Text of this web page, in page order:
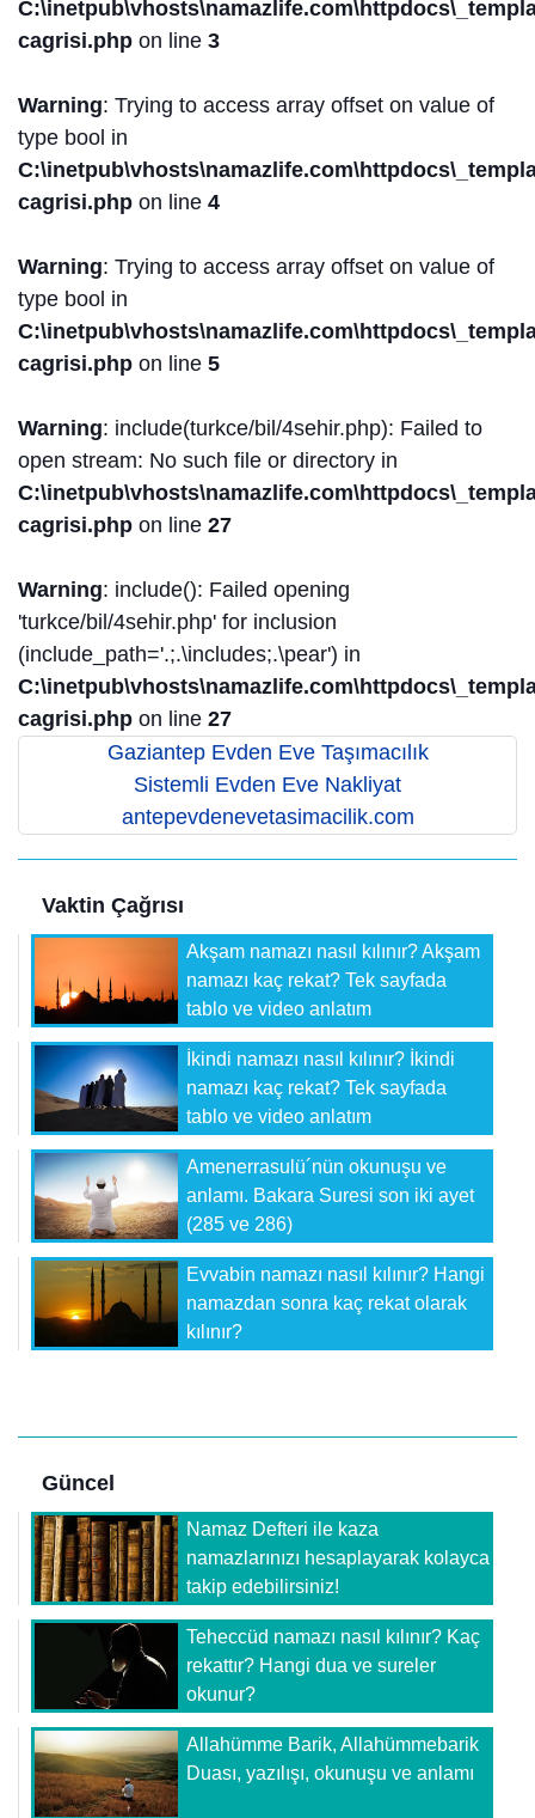
cagrisi.php on line 3
Warning: Trying to access array offset on value of
type bool in
cagrisi.php on line 4
Warning: Trying to access array offset on value of
type bool in
cagrisi.php on line 5
Warning: include(turkce/bil/4sehir.php): Failed to
open stream: No such file or directory in
cagrisi.php on line 27
Warning: include(): Failed opening
'turkce/bil/4sehir.php' for inclusion
(include_path='.;.\includes;.\pear') in
cagrisi.php on line 27
Gaziantep Evden Eve Taşımacılık
Sistemli Evden Eve Nakliyat
antepevdenevetasimacilik.com
Vaktin Çağrısı
Akşam namazı nasıl kılınır? Akşam
namazı kaç rekat? Tek sayfada
tablo ve video anlatım
İkindi namazı nasıl kılınır? İkindi
namazı kaç rekat? Tek sayfada
tablo ve video anlatım
Amenerrasulü´nün okunuşu ve
anlamı. Bakara Suresi son iki ayet
(285 ve 286)
Evvabin namazı nasıl kılınır? Hangi
namazdan sonra kaç rekat olarak
kılınır?
Güncel
Namaz Defteri ile kaza
namazlarınızı hesaplayarak kolayca
takip edebilirsiniz!
Teheccüd namazı nasıl kılınır? Kaç
rekattır? Hangi dua ve sureler
okunur?
Allahümme Barik, Allahümmebarik
Duası, yazılışı, okunuşu ve anlamı